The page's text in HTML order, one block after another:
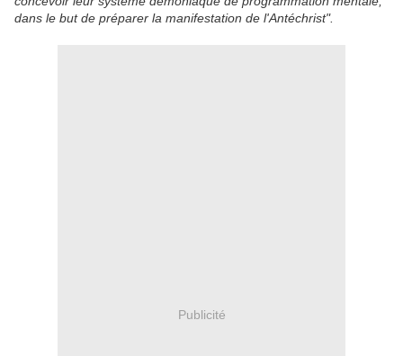
dans le but de préparer la manifestation de l'Antéchrist".
Publicité